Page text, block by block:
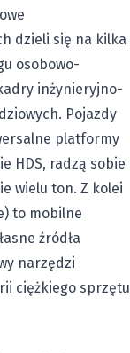
dzieli się na kilka
osobowo-
inżynieryjno-
Pojazdy
platformy
HDS, radzą sobie
wielu ton. Z kolei
to mobilne
źródła
narzędzi
ciężkiego sprzętu